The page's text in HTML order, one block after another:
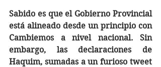
Sabido es que el Gobierno Provincial
está alineado desde un principio con
Cambiemos a nivel nacional. Sin
embargo, las declaraciones de
Haquim, sumadas a un furioso tweet